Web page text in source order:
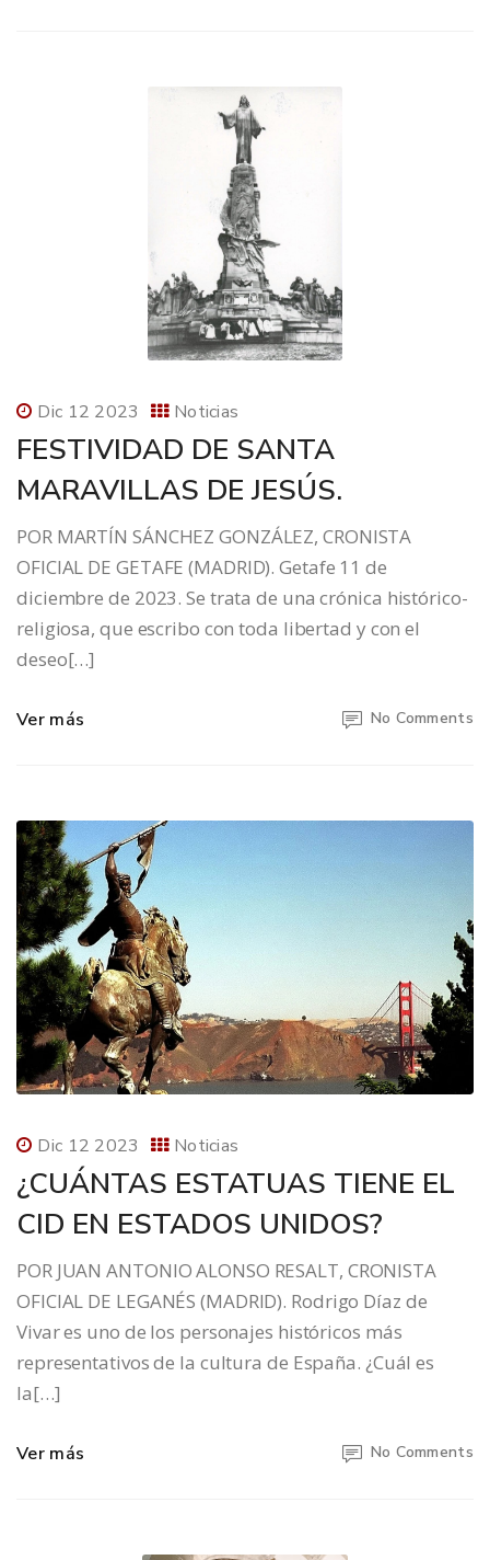
Dic 12 2023 Noticias
FESTIVIDAD DE SANTA
MARAVILLAS DE JESÚS.
POR MARTÍN SÁNCHEZ GONZÁLEZ, CRONISTA
OFICIAL DE GETAFE (MADRID). Getafe 11 de
diciembre de 2023. Se trata de una crónica histórico-
religiosa, que escribo con toda libertad y con el
deseo[…]
Ver más No Comments
Dic 12 2023 Noticias
¿CUÁNTAS ESTATUAS TIENE EL
CID EN ESTADOS UNIDOS?
POR JUAN ANTONIO ALONSO RESALT, CRONISTA
OFICIAL DE LEGANÉS (MADRID). Rodrigo Díaz de
Vivar es uno de los personajes históricos más
representativos de la cultura de España. ¿Cuál es
la[…]
Ver más No Comments